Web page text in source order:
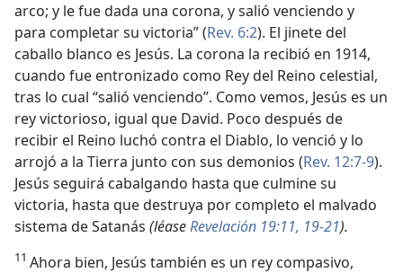
arco; y le fue dada una corona, y salió venciendo y
para completar su victoria” (Rev. 6:2). El jinete del
caballo blanco es Jesús. La corona la recibió en 1914,
cuando fue entronizado como Rey del Reino celestial,
tras lo cual “salió venciendo”. Como vemos, Jesús es un
rey victorioso, igual que David. Poco después de
recibir el Reino luchó contra el Diablo, lo venció y lo
arrojó a la Tierra junto con sus demonios (Rev. 12:7-9).
Jesús seguirá cabalgando hasta que culmine su
victoria, hasta que destruya por completo el malvado
sistema de Satanás (léaseRevelación 19:11, 19-21).
11 Ahora bien, Jesús también es un rey compasivo,